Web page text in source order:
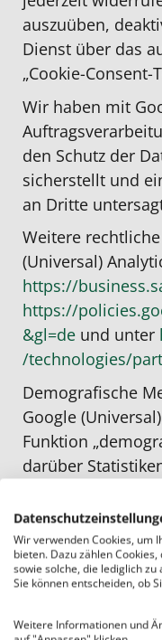
auszuüben,
Dienst über das
„Cookie-Consent-
Wir haben mit
den Schutz der
sicherstellt und
an Dritte
Weitere
(Universal)
https://
https://
&gl=de und unter
/technologies/
Demografische
Google
Funktion
darüber
Seitenbesuchern
die Analyse von
von
Zielgruppen für
Wir verwenden Cookies, um
bieten. Dazu zählen
sowie solche, die lediglich
Sie können entscheiden, ob
Weitere Informationen und